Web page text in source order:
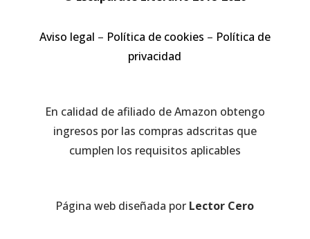
Aviso legal – Política de cookies – Política de
privacidad
En calidad de afiliado de Amazon obtengo
ingresos por las compras adscritas que
cumplen los requisitos aplicables
Página web diseñada por Lector Cero